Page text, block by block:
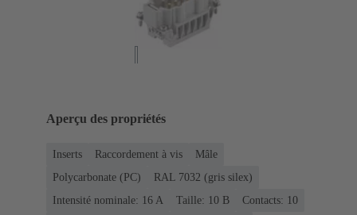
Aperçu des propriétés
Inserts Raccordement à vis
Mâle
Polycarbonate (PC)
RAL 7032 (gris silex)
Intensité nominale: ‌16 A
Taille: 10 B
Contacts: 10